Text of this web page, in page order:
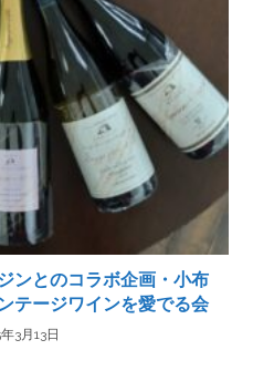
ンとのコラボ企画・小布
テージワインを愛でる会
3月13日